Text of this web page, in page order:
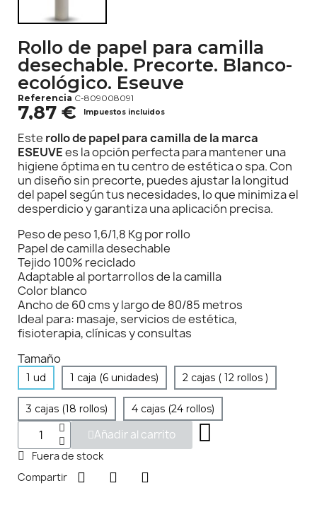
Rollo de papel para camilla
desechable. Precorte. Blanco-
ecológico. Eseuve
Referencia C-809008091
7,87 € Impuestos incluidos
Este rollo de papel para camilla de la marca
ESEUVEes la opción perfecta para mantener una
higiene óptima en tu centro de estética o spa. Con
un diseño sin precorte, puedes ajustar la longitud
del papel según tus necesidades, lo que minimiza el
desperdicio y garantiza una aplicación precisa.
Peso de peso 1,6/1,8 Kg por rollo
Papel de camilla desechable
Tejido 100% reciclado
Adaptable al portarrollos de la camilla
Color blanco
Ancho de 60 cms y largo de 80/85 metros
Ideal para: masaje, servicios de estética,
fisioterapia, clínicas y consultas
Tamaño
1 ud 1 caja (6 unidades) 2 cajas ( 12 rollos )
3 cajas (18 rollos) 4 cajas (24 rollos)
Añadir al carrito
Fuera de stock
Compartir